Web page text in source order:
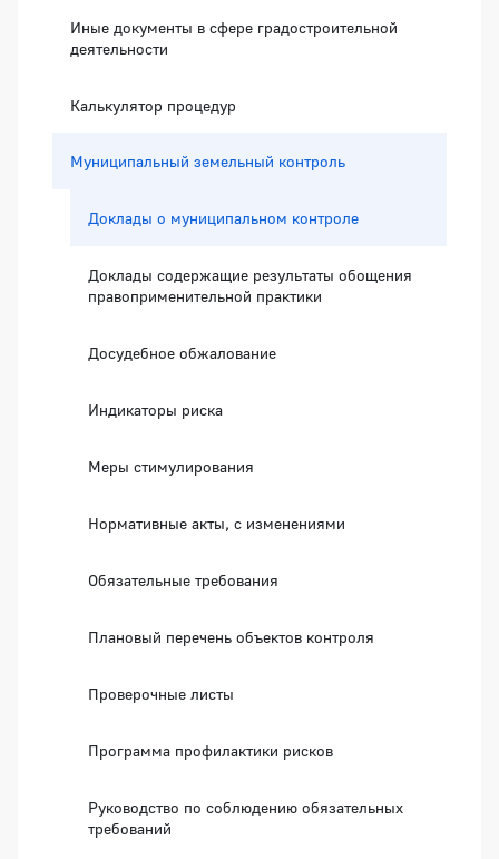
Иные документы в сфере градостроительной
деятельности
Калькулятор процедур
Муниципальный земельный контроль
Доклады о муниципальном контроле
Доклады содержащие результаты обощения
правоприменительной практики
Досудебное обжалование
Индикаторы риска
Меры стимулирования
Нормативные акты, с изменениями
Обязательные требования
Плановый перечень объектов контроля
Проверочные листы
Программа профилактики рисков
Руководство по соблюдению обязательных
требований